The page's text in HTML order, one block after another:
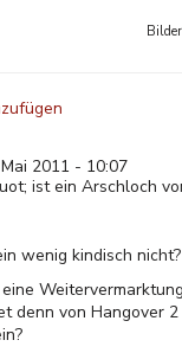
2011 - 10:07
ist ein Arschloch
wenig kindisch nicht?
denn von Hangover